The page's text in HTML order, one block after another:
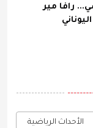
رافا مير
الأحداث الرياضية